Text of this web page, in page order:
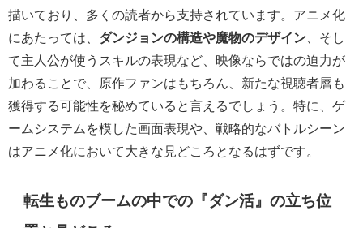
描いており、多くの読者から支持されています。アニメ化
にあたっては、 ダンジョンの構造や魔物のデザイン 、そし
て主人公が使うスキルの表現など、映像ならではの迫力が
加わることで、原作ファンはもちろん、新たな視聴者層も
獲得する可能性を秘めていると言えるでしょう。特に、ゲ
ームシステムを模した画面表現や、戦略的なバトルシーン
はアニメ化において大きな見どころとなるはずです。
転生ものブームの中での『ダン活』の立ち位